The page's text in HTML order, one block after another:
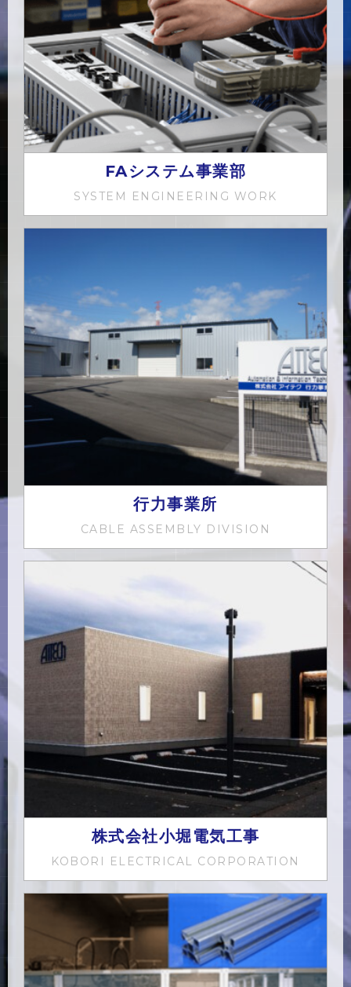
FAシステム事業部
SYSTEM ENGINEERING WORK
行力事業所
CABLE ASSEMBLY DIVISION
株式会社小堀電気工事
KOBORI ELECTRICAL CORPORATION